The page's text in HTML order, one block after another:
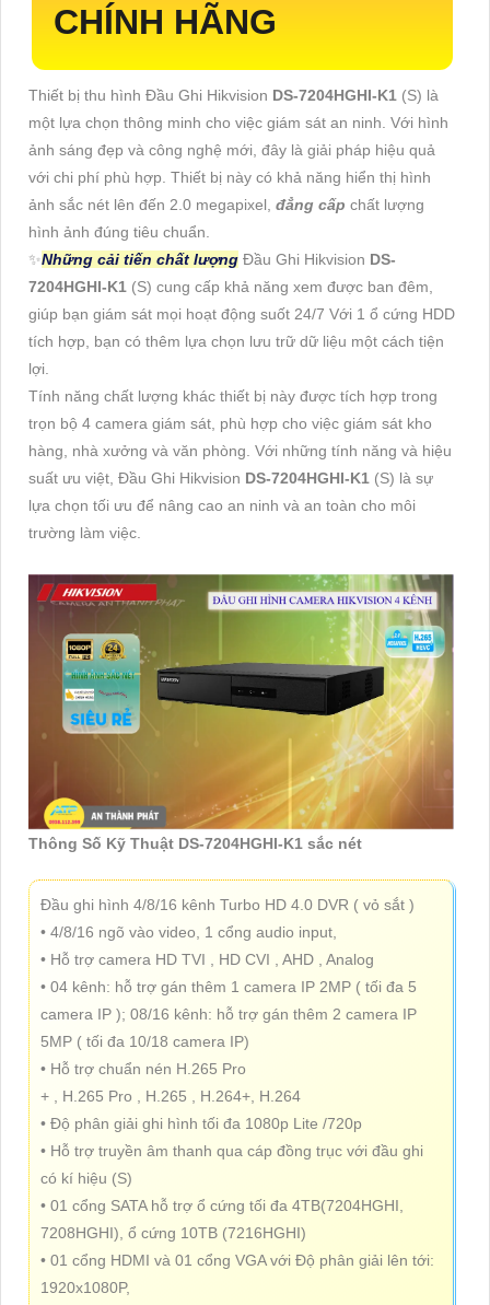
CHÍNH HÃNG
Thiết bị thu hình Đầu Ghi Hikvision DS-7204HGHI-K1 (S) là
một lựa chọn thông minh cho việc giám sát an ninh. Với hình
ảnh sáng đẹp và công nghệ mới, đây là giải pháp hiệu quả
với chi phí phù hợp. Thiết bị này có khả năng hiển thị hình
ảnh sắc nét lên đến 2.0 megapixel, đẳng cấp chất lượng
hình ảnh đúng tiêu chuẩn.
✨Những cải tiến chất lượng Đầu Ghi Hikvision DS-
7204HGHI-K1 (S) cung cấp khả năng xem được ban đêm,
giúp bạn giám sát mọi hoạt động suốt 24/7 Với 1 ổ cứng HDD
tích hợp, bạn có thêm lựa chọn lưu trữ dữ liệu một cách tiện
lợi.
Tính năng chất lượng khác thiết bị này được tích hợp trong
trọn bộ 4 camera giám sát, phù hợp cho việc giám sát kho
hàng, nhà xưởng và văn phòng. Với những tính năng và hiệu
suất ưu việt, Đầu Ghi Hikvision DS-7204HGHI-K1 (S) là sự
lựa chọn tối ưu để nâng cao an ninh và an toàn cho môi
trường làm việc.
Thông Số Kỹ Thuật DS-7204HGHI-K1 sắc nét
Đầu ghi hình 4/8/16 kênh Turbo HD 4.0 DVR ( vỏ sắt )
• 4/8/16 ngõ vào video, 1 cổng audio input,
• Hỗ trợ camera HD TVI , HD CVI , AHD , Analog
• 04 kênh: hỗ trợ gán thêm 1 camera IP 2MP ( tối đa 5
camera IP ); 08/16 kênh: hỗ trợ gán thêm 2 camera IP
5MP ( tối đa 10/18 camera IP)
• Hỗ trợ chuẩn nén H.265 Pro
+ , H.265 Pro , H.265 , H.264+, H.264
• Độ phân giải ghi hình tối đa 1080p Lite /720p
• Hỗ trợ truyền âm thanh qua cáp đồng trục với đầu ghi
có kí hiệu (S)
• 01 cổng SATA hỗ trợ ổ cứng tối đa 4TB(7204HGHI,
7208HGHI), ổ cứng 10TB (7216HGHI)
• 01 cổng HDMI và 01 cổng VGA với Độ phân giải lên tới:
1920x1080P,